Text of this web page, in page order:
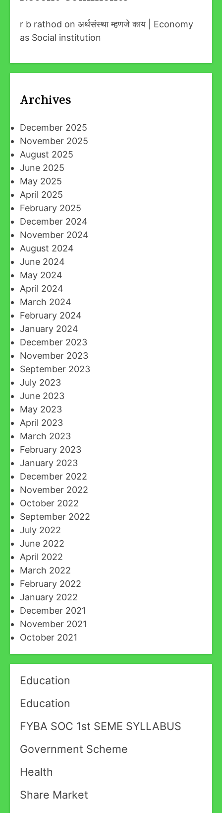
r b rathod on अर्थसंस्था म्हणजे काय | Economy
as Social institution
Archives
December 2025
November 2025
August 2025
June 2025
May 2025
April 2025
February 2025
December 2024
November 2024
August 2024
June 2024
May 2024
April 2024
March 2024
February 2024
January 2024
December 2023
November 2023
September 2023
July 2023
June 2023
May 2023
April 2023
March 2023
February 2023
January 2023
December 2022
November 2022
October 2022
September 2022
July 2022
June 2022
April 2022
March 2022
February 2022
January 2022
December 2021
November 2021
October 2021
Education
Education
FYBA SOC 1st SEME SYLLABUS
Government Scheme
Health
Share Market